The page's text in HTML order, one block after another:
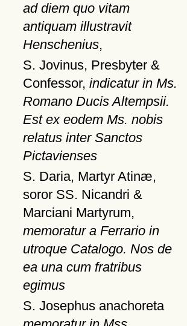
ad diem quo vitam
antiquam illustravit
Henschenius,
S. Jovinus, Presbyter &
Confessor, indicatur in Ms.
Romano Ducis Altempsii.
Est ex eodem Ms. nobis
relatus inter Sanctos
Pictavienses
S. Daria, Martyr Atinæ,
soror SS. Nicandri &
Marciani Martyrum,
memoratur a Ferrario in
utroque Catalogo. Nos de
ea una cum fratribus
egimus
S. Josephus anachoreta